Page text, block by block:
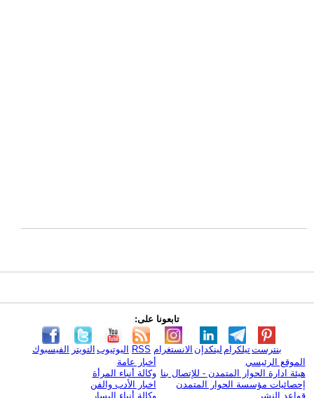
تابعونا على:
الفيسبوك التويتر اليوتيوب RSS الانستغرام لينكدإن تيلكرامبنترست
الموقع الرئيسي
هيئة ادارة الحوار المتمدن - للإتصال بنا
إحصائيات مؤسسة الحوار المتمدن
قواعد النشر
أخبار عامة
وكالة أنباء المرأة
اخبار الأدب والفن
وكالة أنباء اليسار